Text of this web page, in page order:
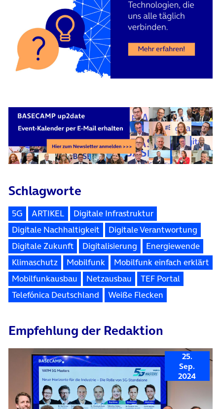
Schlagworte
5G ARTIKEL
Digitale Infrastruktur
Digitale Nachhaltigkeit
Digitale Verantwortung
Digitale Zukunft
Digitalisierung
Energiewende
Klimaschutz
Mobilfunk
Mobilfunk einfach erklärt
Mobilfunkausbau
Netzausbau
TEF Portal
Telefónica Deutschland
Weiße Flecken
Empfehlung der Redaktion
25.
Sep.
2024